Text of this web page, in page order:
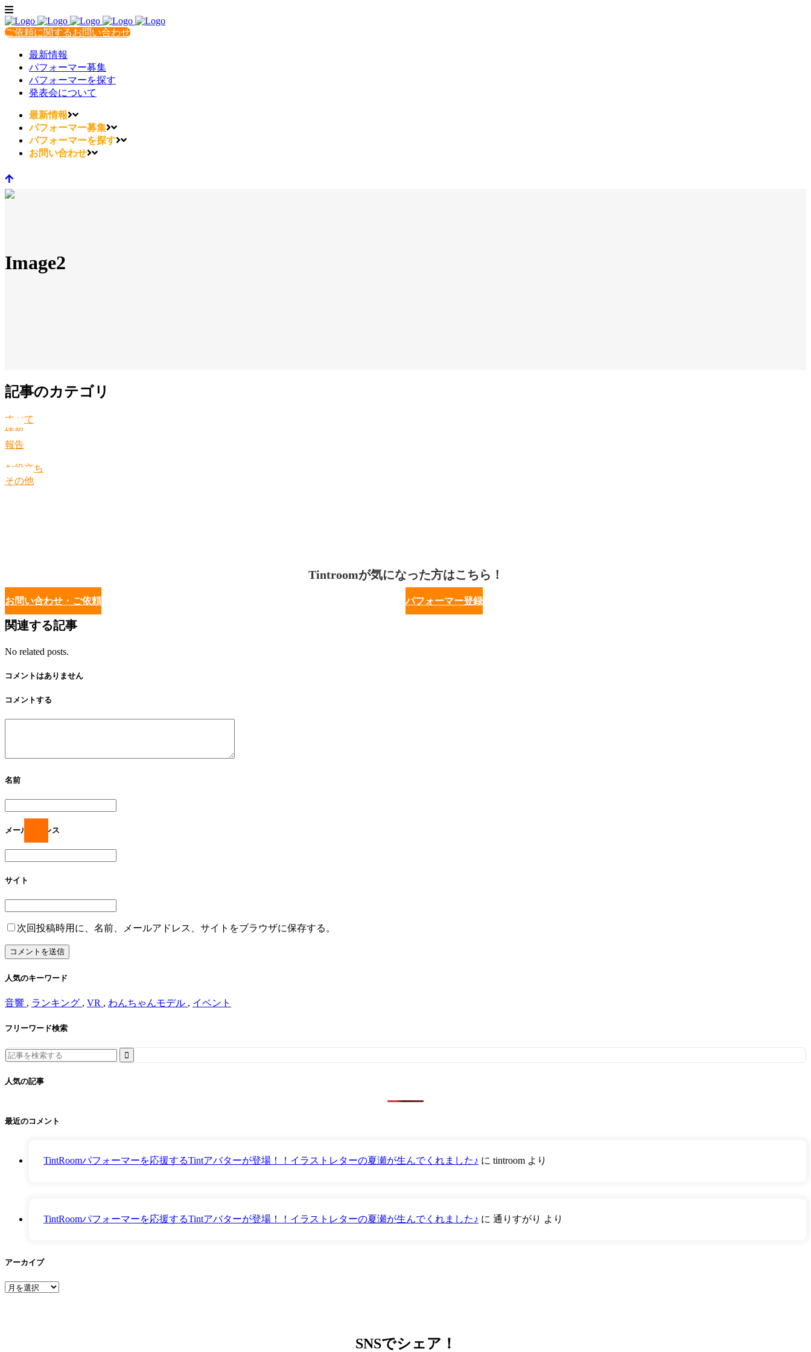
ご依頼に関するお問い合わせ
最新情報
パフォーマー募集
パフォーマーを探す
発表会について
最新情報
パフォーマー募集
パフォーマーを探す
お問い合わせ
Image2
記事のカテゴリ
すべて
情報
報告
お役立ち
その他
Tintroomが気になった方はこちら！
お問い合わせ・ご依頼 パフォーマー登録
関連する記事
No related posts.
コメントはありません
コメントする
名前
メールアドレス
サイト
次回投稿時用に、名前、メールアドレス、サイトをブラウザに保存する。
人気のキーワード
音響 , ランキング , VR , わんちゃんモデル , イベント
フリーワード検索
Search
for:
人気の記事
最近のコメント
TintRoomパフォーマーを応援するTintアバターが登場！！イラストレターの夏瀬が生んでくれました♪ に tintroom より
TintRoomパフォーマーを応援するTintアバターが登場！！イラストレターの夏瀬が生んでくれました♪ に 通りすがり より
アーカイブ
ア
SNSでシェア！